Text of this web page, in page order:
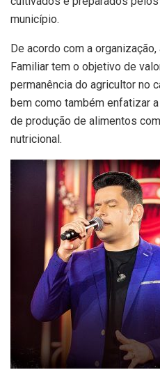
município.
De acordo com a
Familiar tem o objetivo de
permanência do agricultor no
bem como também enfatizar
de produção de alimentos
nutricional.